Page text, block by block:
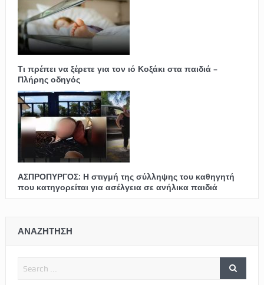
Τι πρέπει να ξέρετε για τον ιό Κοξάκι στα παιδιά –
Πλήρης οδηγός
ΑΣΠΡΟΠΥΡΓΟΣ: Η στιγμή της σύλληψης του καθηγητή
που κατηγορείται για ασέλγεια σε ανήλικα παιδιά
ΑΝΑΖΗΤΗΣΗ